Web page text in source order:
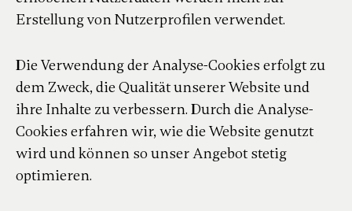
Erstellung von Nutzerprofilen verwendet.
Die Verwendung der Analyse-Cookies erfolgt zu
dem Zweck, die Qualität unserer Website und
ihre Inhalte zu verbessern. Durch die Analyse-
Cookies erfahren wir, wie die Website genutzt
wird und können so unser Angebot stetig
optimieren.